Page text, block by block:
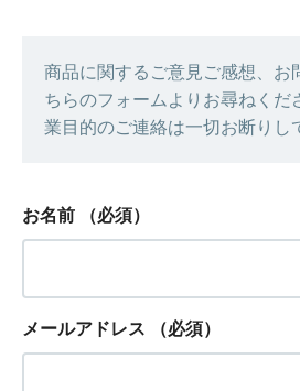
商品に関するご意見ご感想、お
ちらのフォームよりお尋ねくだ
業目的のご連絡は一切お断りし
お名前 （必須）
メールアドレス （必須）